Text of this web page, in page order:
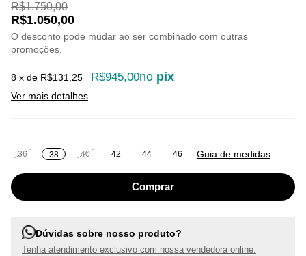
R$1.750,00
R$1.050,00
O desconto pode mudar ao ser combinado com outras
promoções.
8 x de R$131,25 R$945,00no pix
Ver mais detalhes
36 38 40 42 44 46 Guia de medidas
Dúvidas sobre nosso produto?
Tenha atendimento exclusivo com nossa vendedora online.